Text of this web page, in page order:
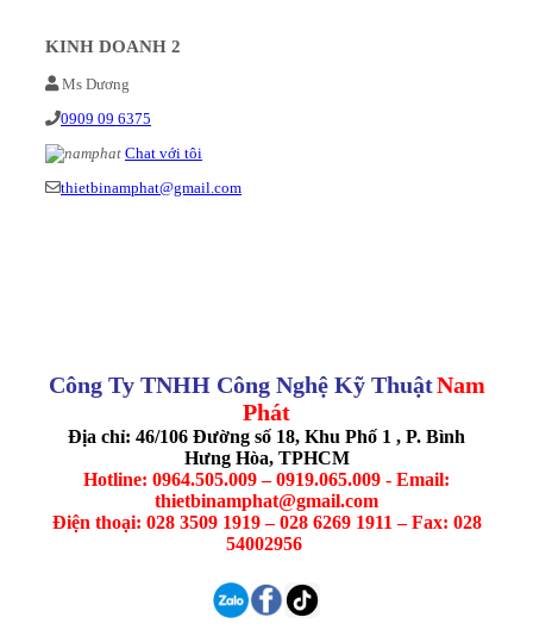
KINH DOANH 2
Ms Dương
0909 09 6375
Chat với tôi
thietbinamphat@gmail.com
Công Ty TNHH Công Nghệ Kỹ ThuậtNam
Phát
Địa chỉ: 46/106 Đường số 18, Khu Phố 1 , P. Bình
Hưng Hòa, TPHCM
Hotline: 0964.505.009 – 0919.065.009 - Email:
thietbinamphat@gmail.com
Điện thoại: 028 3509 1919 – 028 6269 1911 – Fax: 028
54002956